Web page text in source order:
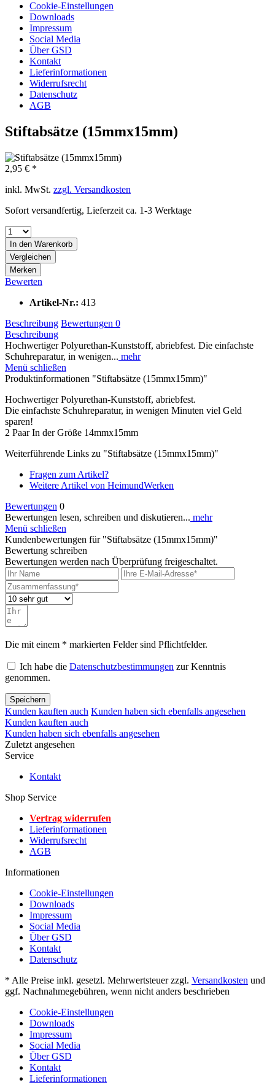
Cookie-Einstellungen
Downloads
Impressum
Social Media
Über GSD
Kontakt
Lieferinformationen
Widerrufsrecht
Datenschutz
AGB
Stiftabsätze (15mmx15mm)
2,95 € *
inkl. MwSt. zzgl. Versandkosten
Sofort versandfertig, Lieferzeit ca. 1-3 Werktage
In den Warenkorb
Vergleichen
Merken
Bewerten
Artikel-Nr.: 413
Beschreibung Bewertungen 0
Beschreibung
Hochwertiger Polyurethan-Kunststoff, abriebfest. Die einfachste
Schuhreparatur, in wenigen... mehr
Menü schließen
Produktinformationen "Stiftabsätze (15mmx15mm)"
Hochwertiger Polyurethan-Kunststoff, abriebfest.
Die einfachste Schuhreparatur, in wenigen Minuten viel Geld
sparen!
2 Paar In der Größe 14mmx15mm
Weiterführende Links zu "Stiftabsätze (15mmx15mm)"
Fragen zum Artikel?
Weitere Artikel von HeimundWerken
Bewertungen 0
Bewertungen lesen, schreiben und diskutieren... mehr
Menü schließen
Kundenbewertungen für "Stiftabsätze (15mmx15mm)"
Bewertung schreiben
Bewertungen werden nach Überprüfung freigeschaltet.
Die mit einem * markierten Felder sind Pflichtfelder.
Ich habe die Datenschutzbestimmungen zur Kenntnis
genommen.
Speichern
Kunden kauften auch Kunden haben sich ebenfalls angesehen
Kunden kauften auch
Kunden haben sich ebenfalls angesehen
Zuletzt angesehen
Service
Kontakt
Shop Service
Vertrag widerrufen
Lieferinformationen
Widerrufsrecht
AGB
Informationen
Cookie-Einstellungen
Downloads
Impressum
Social Media
Über GSD
Kontakt
Datenschutz
* Alle Preise inkl. gesetzl. Mehrwertsteuer zzgl. Versandkosten und
ggf. Nachnahmegebühren, wenn nicht anders beschrieben
Cookie-Einstellungen
Downloads
Impressum
Social Media
Über GSD
Kontakt
Lieferinformationen